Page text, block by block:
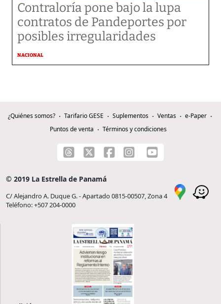
Contraloría pone bajo la lupa
contratos de Pandeportes por
posibles irregularidades
NACIONAL
¿Quiénes somos? Tarifario GESE Suplementos Ventas
e-Paper
Puntos de venta
Términos y condiciones
© 2019 La Estrella de Panamá
C/ Alejandro A. Duque G. - Apartado 0815-00507, Zona 4
Teléfono: +507 204-0000